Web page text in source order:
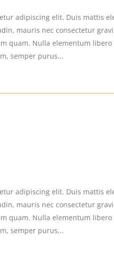
adipiscing elit. Duis mattis
mauris nec consectetur
quam. Nulla elementum
semper purus...
adipiscing elit. Duis mattis
mauris nec consectetur
quam. Nulla elementum
semper purus...